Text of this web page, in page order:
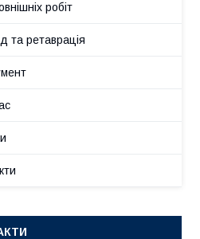
робіт
та ретаврація